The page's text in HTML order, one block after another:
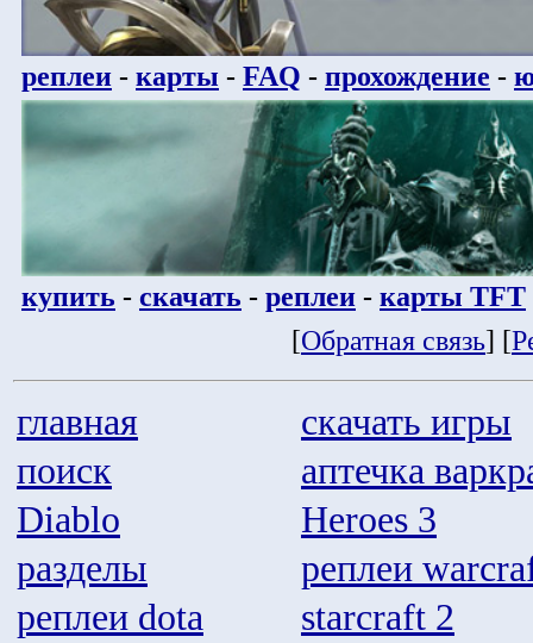
реплеи - карты - FAQ - прохождение -
купить - скачать - реплеи - карты TFT
[Обратная связь] [
главная
скачать игры
поиск
аптечка
Diablo
Heroes 3
разделы
реплеи
реплеи dota
starcraft 2